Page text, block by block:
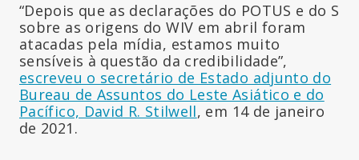
“Depois que as declarações do POTUS e do S
sobre as origens do WIV em abril foram
atacadas pela mídia, estamos muito
sensíveis à questão da credibilidade”,
escreveu o secretário de Estado adjunto do
Bureau de Assuntos do Leste Asiático e do
Pacífico, David R. Stilwell, em 14 de janeiro
de 2021.